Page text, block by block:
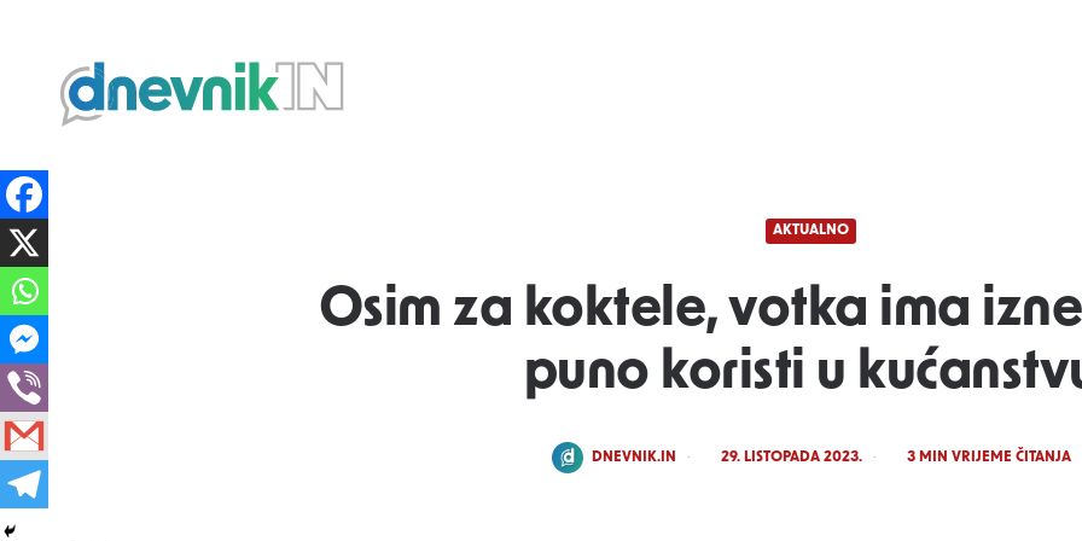
Dnevnik.in
AKTUALNO
Osim za koktele, votka ima
puno koristi u
POSTED
DNEVNIK.IN 29. LISTOPADA 2023. 3MIN VRIJEME ČITANJA